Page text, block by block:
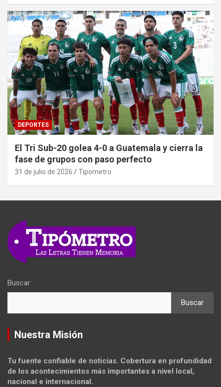
DEPORTES
El Tri Sub-20 golea 4-0 a Guatemala y cierra la
fase de grupos con paso perfecto
31 de julio de 2026 Tipometro
Buscar
Buscar
Nuestra Misión
Tu fuente confiable de noticias. Cobertura en profundidad
de los acontecimientos más importantes a nivel local,
nacional e internacional.